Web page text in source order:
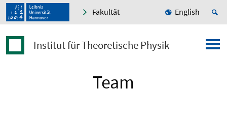
Fakultät English
Institut für Theoretische Physik
Team